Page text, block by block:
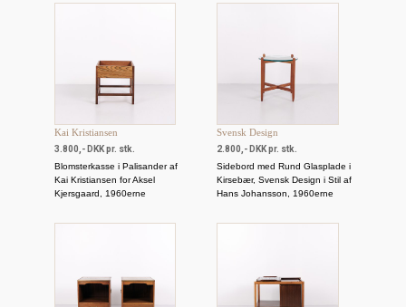
Kai Kristiansen
3.800,- DKK pr. stk.
Blomsterkasse i Palisander af
Kai Kristiansen for Aksel
Kjersgaard, 1960erne
Svensk Design
2.800,- DKK pr. stk.
Sidebord med Rund Glasplade i
Kirsebær, Svensk Design i Stil af
Hans Johansson, 1960erne